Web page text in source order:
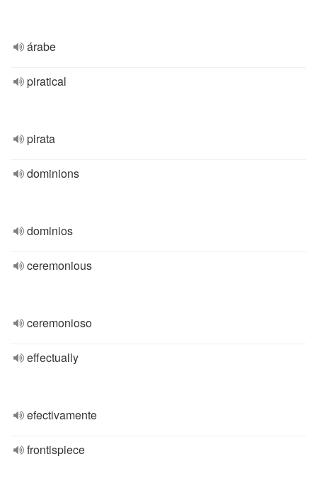
árabe
piratical
pirata
dominions
dominios
ceremonious
ceremonioso
effectually
efectivamente
frontispiece